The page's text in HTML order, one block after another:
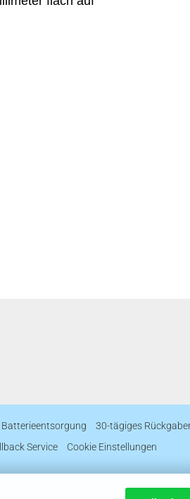
Batterieentsorgung
30-tägiges
Service Cookie Einstellungen